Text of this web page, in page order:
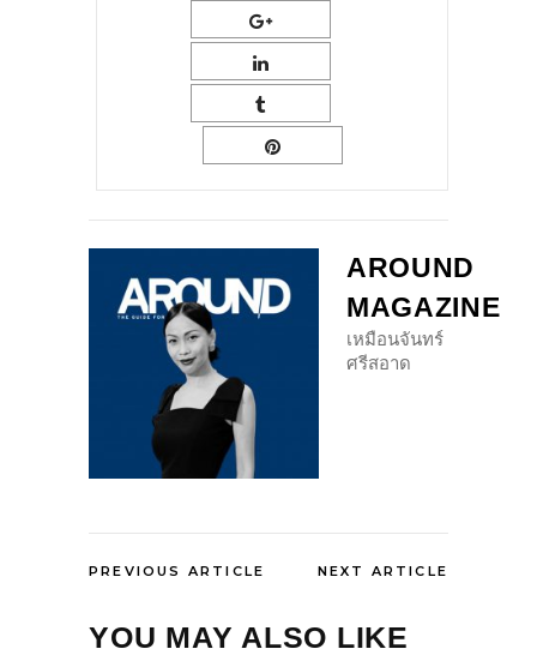
AROUND
MAGAZINE
เหมือนจันทร์
ศรีสอาด
PREVIOUS ARTICLE NEXT ARTICLE
YOU MAY ALSO LIKE